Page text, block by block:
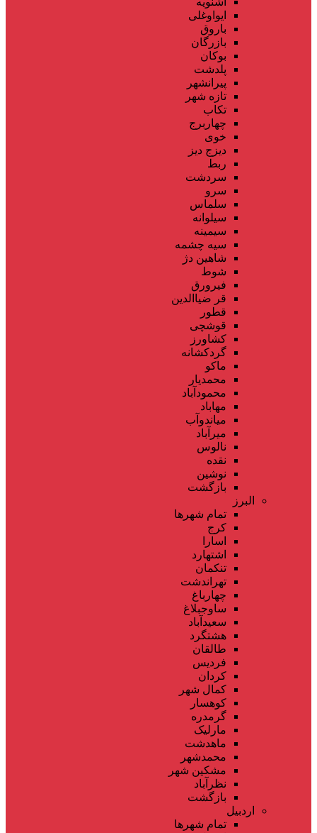
ایواوغلی
باروق
بازرگان
بوکان
پلدشت
پیرانشهر
تازه شهر
تکاب
چهاربرج
خوی
دیزج دیز
ربط
سردشت
سرو
سلماس
سیلوانه
سیمینه
سیه چشمه
شاهین دژ
شوط
فیرورق
قر ضیاالدین
قطور
قوشچی
کشاورز
گردکشانه
ماکو
محمدیار
محمودآباد
مهاباد
میاندوآب
میرآباد
نالوس
نقده
نوشین
بازگشت
البرز
تمام شهر‌ها
کرج
اسارا
اشتهارد
تنکمان
تهراندشت
چهارباغ
ساوجبلاغ
سعیدآباد
هشتگرد
طالقان
فردیس
کردان
کمال شهر
کوهسار
گرمدره
مارلیک
ماهدشت
محمدشهر
مشکین شهر
نظرآباد
بازگشت
اردبیل
تمام شهر‌ها